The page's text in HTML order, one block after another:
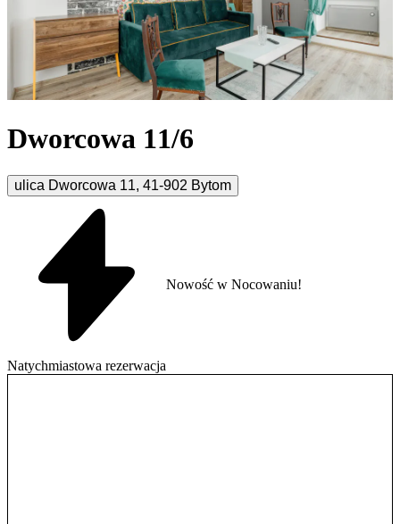
Dworcowa 11/6
ulica Dworcowa 11, 41-902 Bytom
Natychmiastowa rezerwacja
Nowość w Nocowaniu!